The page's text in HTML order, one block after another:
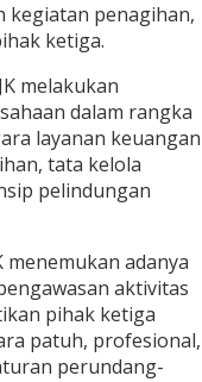
kegiatan penagihan,
ketiga.
melakukan
dalam rangka
layanan keuangan
tata kelola
pelindungan
menemukan adanya
aktivitas
pihak ketiga
patuh, profesional,
perundang-